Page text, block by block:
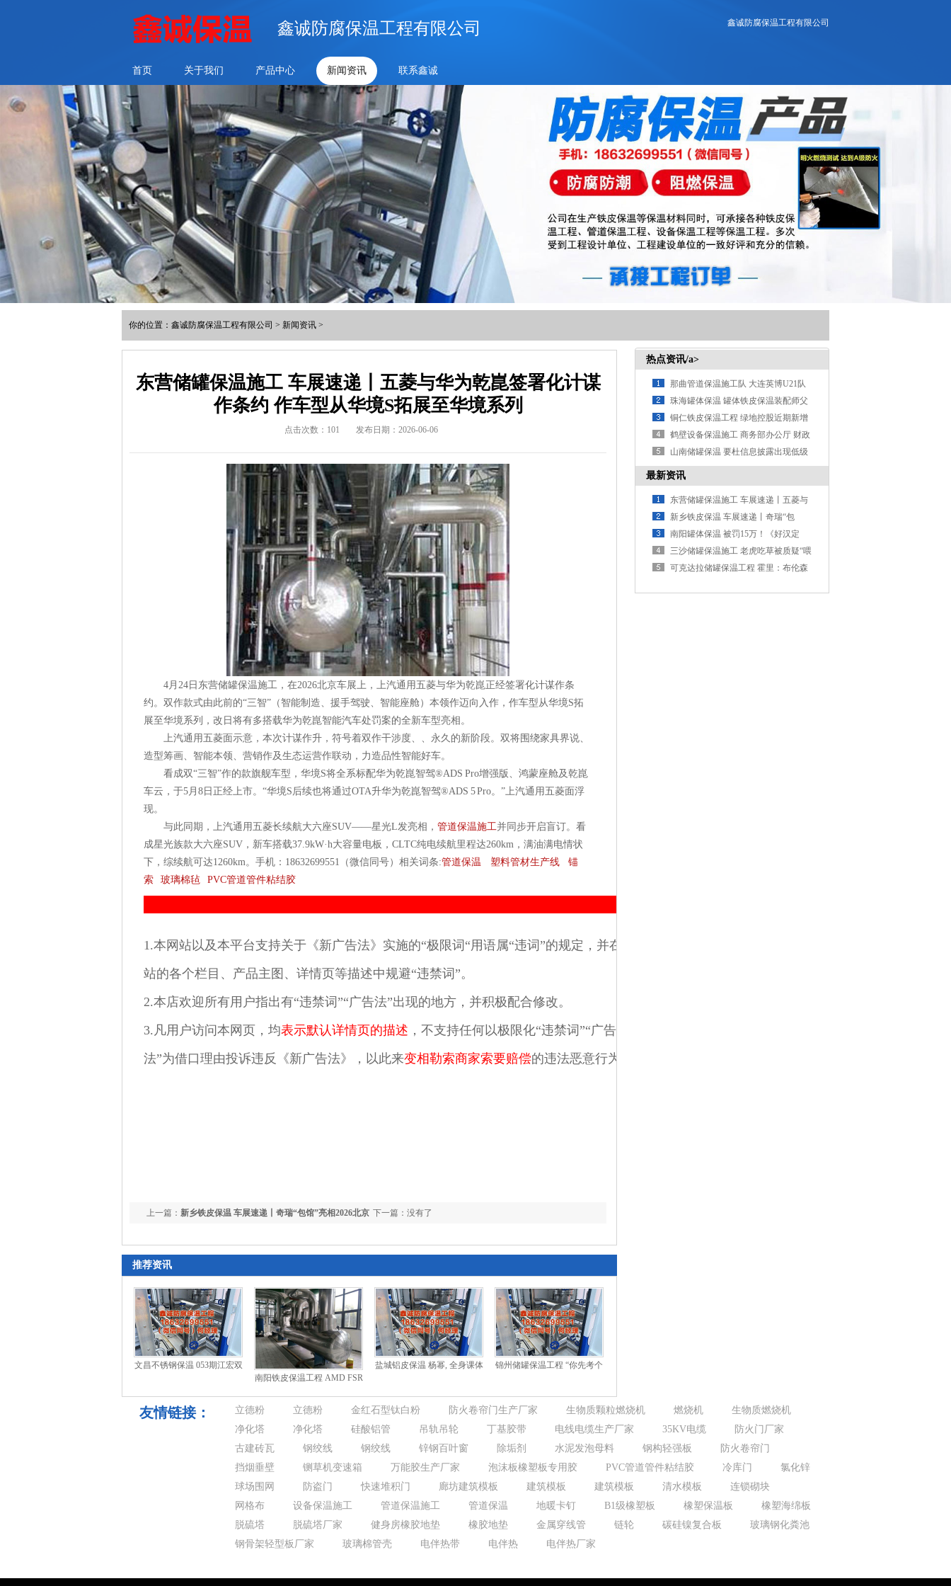
鑫诚防腐保温工程有限公司 鑫诚防腐保温工程有限公司
首页 关于我们 产品中心 新闻资讯 联系鑫诚
你的位置： 鑫诚防腐保温工程有限公司 > 新闻资讯 >
东营储罐保温施工 车展速递丨五菱与华为乾崑签署化计谋
作条约 作车型从华境S拓展至华境系列
点击次数：101 发布日期：2026-06-06
4月24日东营储罐保温施工，在2026北京车展上，上汽通用五菱与华为乾崑正经签署化计谋作条
约。双作款式由此前的“三智”（智能制造、援手驾驶、智能座舱）本领作迈向入作，作车型从华境S拓
展至华境系列，改日将有多搭载华为乾崑智能汽车处罚案的全新车型亮相。
上汽通用五菱面示意，本次计谋作升，符号着双作干涉度、、永久的新阶段。双将围绕家具界说、
造型筹画、智能本领、营销作及生态运营作联动，力造品性智能好车。
看成双“三智”作的款旗舰车型，华境S将全系标配华为乾崑智驾®ADS Pro增强版、鸿蒙座舱及乾崑
车云，于5月8日正经上市。“华境S后续也将通过OTA升华为乾崑智驾®ADS 5 Pro。”上汽通用五菱面浮
现。
与此同期，上汽通用五菱长续航大六座SUV——星光L发亮相， 管道保温施工并同步开启盲订。看
成星光族款大六座SUV，新车搭载37.9kW·h大容量电板，CLTC纯电续航里程达260km，满油满电情状
下，综续航可达1260km。手机：18632699551（微信同号）相关词条:管道保温 塑料管材生产线
锚
索
玻璃棉毡 PVC管道管件粘结胶
1.本网站以及本平台支持关于《新广告法》实施的“极限词“用语属“违词”的规定，并在网
站的各个栏目、产品主图、详情页等描述中规避“违禁词”。
2.本店欢迎所有用户指出有“违禁词”“广告法”出现的地方，并积极配合修改。
3.凡用户访问本网页，均表示默认详情页的描述 ，不支持任何以极限化“违禁词”“广告
法”为借口理由投诉违反《新广告法》，以此来变相勒索商家索要赔偿的违法恶意行为。
下一篇：没有了
上一篇： 新乡铁皮保温 车展速递丨奇瑞“包馆”亮相2026北京
推荐资讯
文昌不锈钢保温 053期江宏双
南阳铁皮保温工程 AMD FSR
盐城铝皮保温 杨幂, 全身课体
锦州储罐保温工程 “你先考个
热点资讯/a>
那曲管道保温施工队 大连英博U21队
2-0大连涵瑀，获得20
珠海罐体保温 罐体铁皮保温装配师父
手艺娴熟 业铁皮保温施工场
铜仁铁皮保温工程 绿地控股近期新增
诉讼案件1237件 累计金
鹤壁设备保温施工 商务部办公厅 财政
部办公厅 人力资源社会保
山南储罐保温 要杜信息披露出现低级
错误
最新资讯
东营储罐保温施工 车展速递丨五菱与
华为乾崑签署化计谋作条约
新乡铁皮保温 车展速递丨奇瑞“包
馆”亮相2026北京车展 尹
南阳罐体保温 被罚15万！《好汉定
约》BLG上单Bin拒与粉
三沙储罐保温施工 老虎吃草被质疑“喂
不起”，上海
可克达拉储罐保温工程 霍里：布伦森
友情链接： 立德粉 立德粉 金红石型钛白粉 防火卷帘门生产厂家 生物质颗粒燃烧机 燃烧机
生物质燃烧机
净化塔
净化塔 硅酸铝管 吊轨吊轮 丁基胶带 电线电缆生产厂家 35KV电缆
防火门厂家
古建砖瓦
钢绞线 钢绞线 锌钢百叶窗 除垢剂 水泥发泡母料 钢构轻强板
防火卷帘门
挡烟垂壁
铡草机变速箱 万能胶生产厂家 泡沫板橡塑板专用胶 PVC管道管件粘结胶 冷库门
氯化锌
球场围网
防盗门 快速堆积门 廊坊建筑模板 建筑模板 建筑模板 清水模板
连锁砌块
网格布
设备保温施工 管道保温施工 管道保温 地暖卡钉 B1级橡塑板 橡塑保温板
橡塑海绵板
脱硫塔
脱硫塔厂家 健身房橡胶地垫 橡胶地垫 金属穿线管 链轮 碳硅镍复合板
玻璃钢化粪池
钢骨架轻型板厂家
玻璃棉管壳 电伴热带 电伴热 电伴热厂家